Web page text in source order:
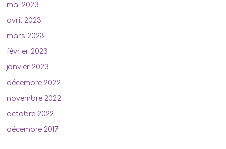
mai 2023
avril 2023
mars 2023
février 2023
janvier 2023
décembre 2022
novembre 2022
octobre 2022
décembre 2017